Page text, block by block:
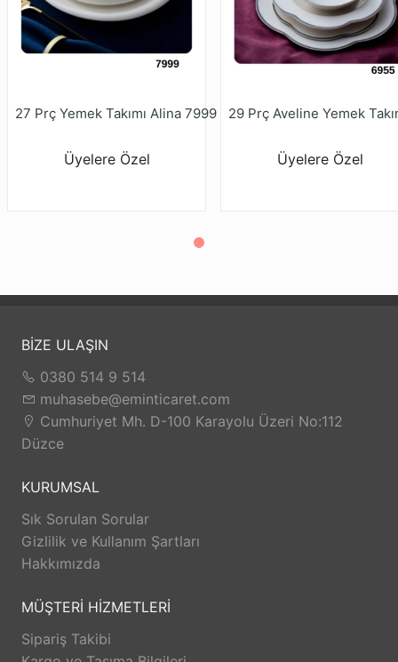
27 Prç Yemek Takımı Alina 7999
Üyelere Özel Üyelere Özel
BİZE ULAŞIN
0380 514 9 514
muhasebe@eminticaret.com
Cumhuriyet Mh. D-100 Karayolu Üzeri No:112
Düzce
KURUMSAL
Sık Sorulan Sorular
Gizlilik ve Kullanım Şartları
Hakkımızda
MÜŞTERİ HİZMETLERİ
Sipariş Takibi